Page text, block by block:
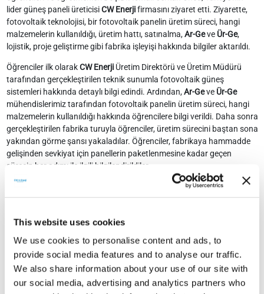
This website uses cookies
We use cookies to personalise content and ads, to
provide social media features and to analyse our traffic.
We also share information about your use of our site with
our social media, advertising and analytics partners who
lider güneş paneli üreticisiCW Enerjifirmasını ziyaret etti. Ziyarette,
fotovoltaik teknolojisi, bir fotovoltaik panelin üretim süreci, hangi
malzemelerin kullanıldığı, üretim hattı, satınalma,Ar-Geve Ür-Ge,
lojistik, proje geliştirme gibi fabrika işleyişi hakkında bilgiler aktarıldı.
Öğrenciler ilk olarakCW EnerjiÜretim Direktörü ve Üretim Müdürü
tarafından gerçekleştirilen teknik sunumla fotovoltaik güneş
sistemleri hakkında detaylı bilgi edindi. Ardından,Ar-Geve Ür-Ge
mühendislerimiz tarafından fotovoltaik panelin üretim süreci, hangi
malzemelerin kullanıldığı hakkında öğrencilere bilgi verildi. Daha sonra
gerçekleştirilen fabrika turuyla öğrenciler, üretim sürecini baştan sona
yakından görme şansı yakaladılar. Öğrenciler, fabrikaya hammadde
gelişinden sevkiyat için panellerin paketlenmesine kadar geçen
sürecin her adımı ile ilgili bilgilendirildiler.
Öğrencilere ziyaretleri boyunca bilgiler aktaranCW Enerjiyetkilileri,
değerli hocaları ve öğrencileri ağırlamaktan büyük mutluluk
CW Enerji’nin kapılarının öğrenmeye, çalışmaya istekli gençlere her
zaman açık olduğunu ifade eden yetkililer, amaçlarının fotovoltaik
teknolojisini en doğru bir şekilde anlatmak olduğunun altını çizdiler.
Önümüzdeki dönemde Süleyman Demirel Üniversitesi ve diğer
üniversiteler ile olan iş birliklerini artarak devam ettirmeyi
hedeflediklerini ifade edenCW Enerjiyetkilileri, ziyaretlerinden dolayı